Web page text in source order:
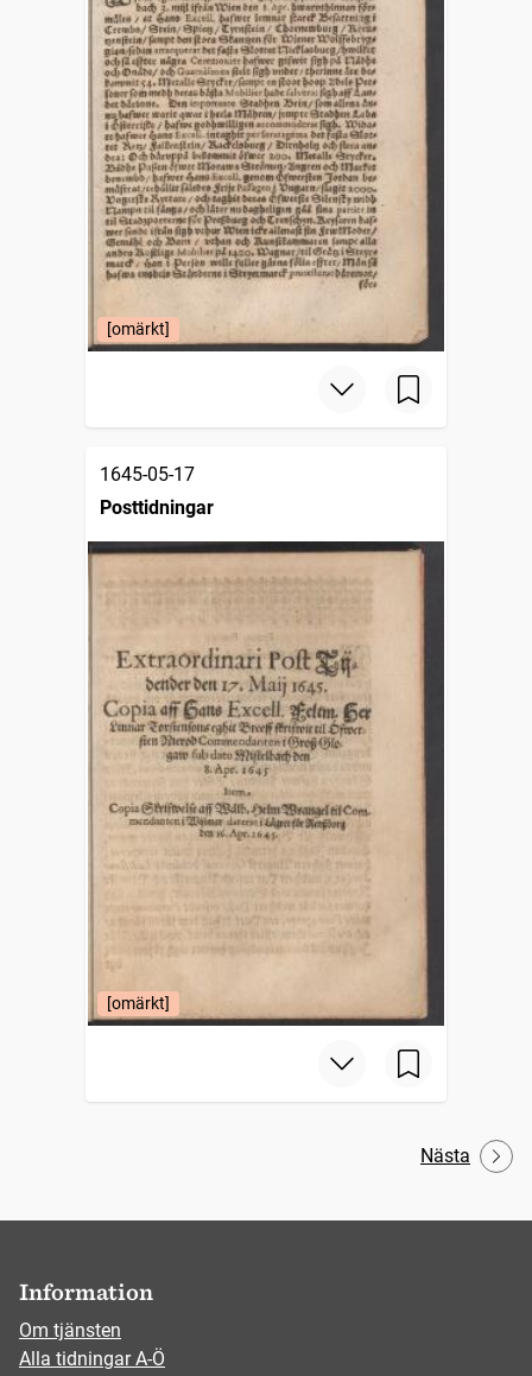
[omärkt]
1645-05-17
Posttidningar
[omärkt]
Nästa
Information
Om tjänsten
Alla tidningar A-Ö